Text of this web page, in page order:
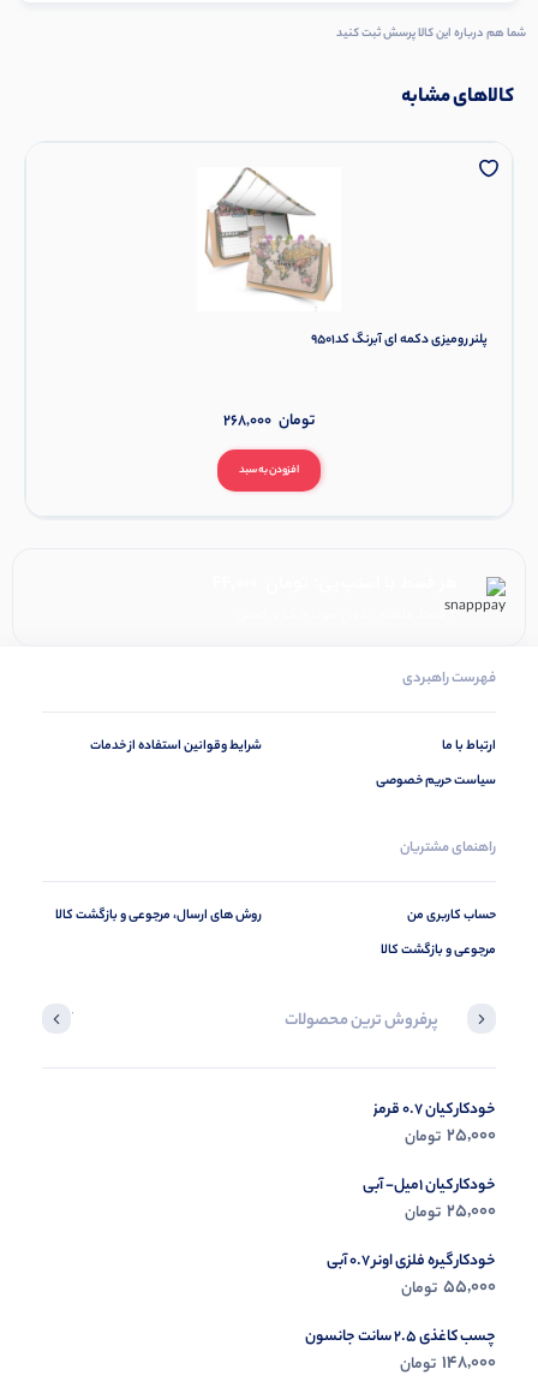
شما هم درباره این کالا پرسش ثبت کنید
کالاهای مشابه
پلنر رومیزی دکمه ای آبرنگ کد9501
افزودن به سبد
268,000 تومان
۴ قسط ماهانه. بدون سود، چک و ضامن.
فهرست راهبردی
ارتباط با ما
سیاست حریم خصوصی
شرایط وقوانین استفاده از خدمات
راهنمای مشتریان
حساب کاربری من
مرجوعی و بازگشت کالا
روش های ارسال، مرجوعی و بازگشت کالا
پرفروش ترین محصولات آخرین
خودکار کیان 0.7 قرمز
25,000 تومان
خودکار کیان 1میل- آبی
25,000 تومان
خودکار گیره فلزی اونر 0.7 آبی
55,000 تومان
چسب کاغذی 2.5 سانت جانسون
148,000 تومان